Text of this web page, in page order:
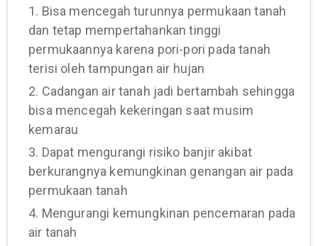
1. Bisa mencegah turunnya permukaan tanah
dan tetap mempertahankan tinggi
permukaannya karena pori-pori pada tanah
terisi oleh tampungan air hujan
2. Cadangan air tanah jadi bertambah sehingga
bisa mencegah kekeringan saat musim
kemarau
3. Dapat mengurangi risiko banjir akibat
berkurangnya kemungkinan genangan air pada
permukaan tanah
4. Mengurangi kemungkinan pencemaran pada
air tanah